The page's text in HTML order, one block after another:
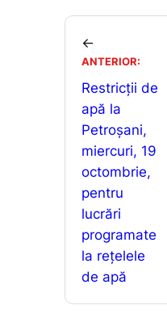
e
o
o
k
l
ta
a
z
ă
←
ANTERIOR:
Restricții de
apă la
Petroșani,
miercuri, 19
octombrie,
pentru
lucrări
programate
la rețelele
de apă